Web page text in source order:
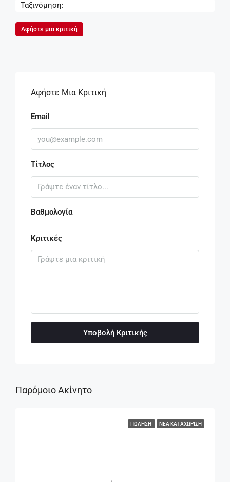
Ταξινόμηση:
Αφήστε μια κριτική
Αφήστε Μια Κριτική
Email
Τίτλος
Βαθμολογία
Κριτικές
Υποβολή Κριτικής
Παρόμοιο Ακίνητο
ΠΏΛΗΣΗ ΝΈΑ ΚΑΤΑΧΏΡΙΣΗ